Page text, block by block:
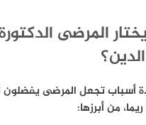
المرضى
أسباب تجعل المرضى يفضلون
من أبرزها: